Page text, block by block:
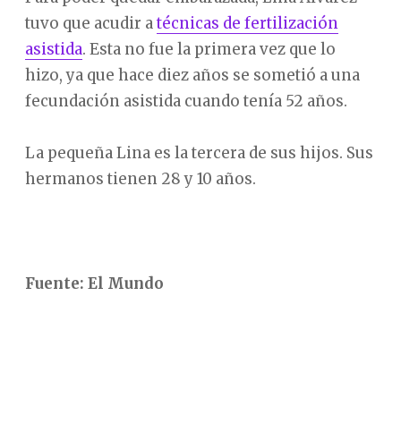
tuvo que acudir atécnicas de fertilización
asistida. Esta no fue la primera vez que lo
hizo, ya que hace diez años se sometió a una
fecundación asistida cuando tenía 52 años.
La pequeña Lina es la tercera de sus hijos. Sus
hermanos tienen 28 y 10 años.
Fuente: El Mundo